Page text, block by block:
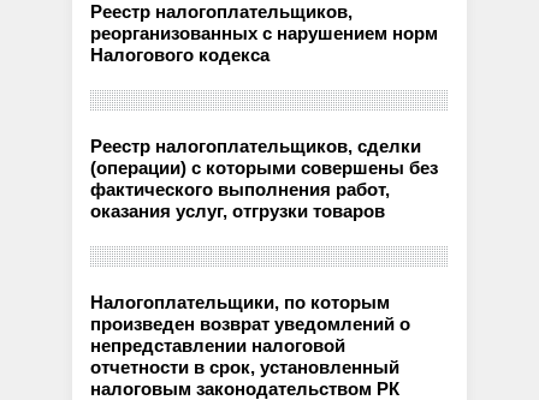
Реестр налогоплательщиков,
реорганизованных с нарушением норм
Налогового кодекса
Реестр налогоплательщиков, сделки
(операции) с которыми совершены без
фактического выполнения работ,
оказания услуг, отгрузки товаров
Налогоплательщики, по которым
произведен возврат уведомлений о
непредставлении налоговой
отчетности в срок, установленный
налоговым законодательством РК